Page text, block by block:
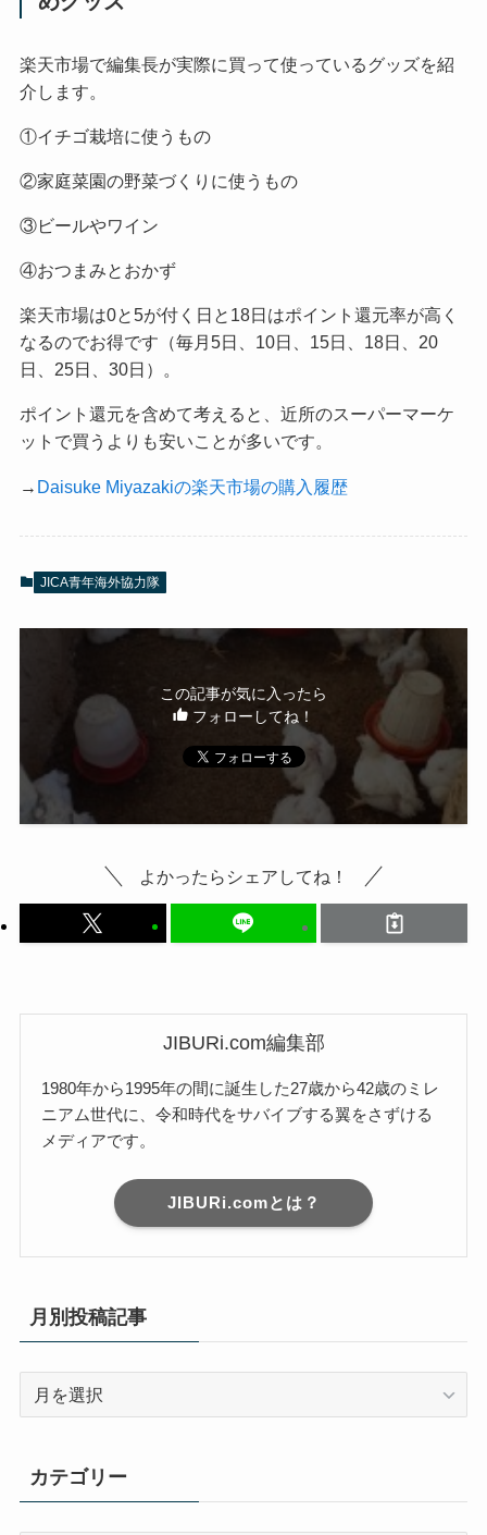
楽天市場で編集長が実際に買って使っているグッズを紹
介します。
①イチゴ栽培に使うもの
②家庭菜園の野菜づくりに使うもの
③ビールやワイン
④おつまみとおかず
楽天市場は0と5が付く日と18日はポイント還元率が高く
なるのでお得です（毎月5日、10日、15日、18日、20
日、25日、30日）。
ポイント還元を含めて考えると、近所のスーパーマーケ
ットで買うよりも安いことが多いです。
→ Daisuke Miyazakiの楽天市場の購入履歴
JICA青年海外協力隊
この記事が気に入ったら
フォローしてね！
よかったらシェアしてね！
JIBURi.com編集部
1980年から1995年の間に誕生した27歳から42歳のミレ
ニアム世代に、令和時代をサバイブする翼をさずける
メディアです。
JIBURi.comとは？
月別投稿記事
記
カテゴリー